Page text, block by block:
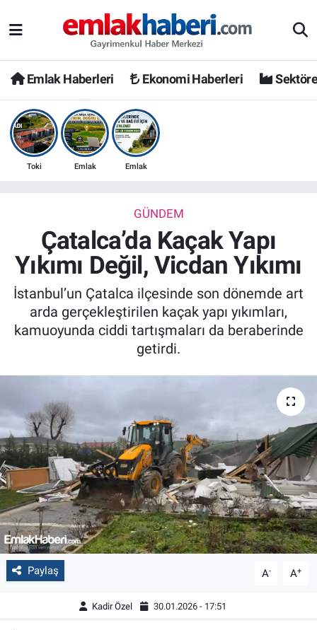
Emlak Haberleri Ekonomi Haberleri
Toki Emlak Emlak
GÜNDEM
Çatalca’da Kaçak Yapı
Yıkımı Değil, Vicdan Yıkımı
İstanbul’un Çatalca ilçesinde son dönemde art
arda gerçekleştirilen kaçak yapı yıkımları,
kamuoyunda ciddi tartışmaları da beraberinde
getirdi.
Paylaş A- A+
Kadir Özel 30.01.2026 - 17:51